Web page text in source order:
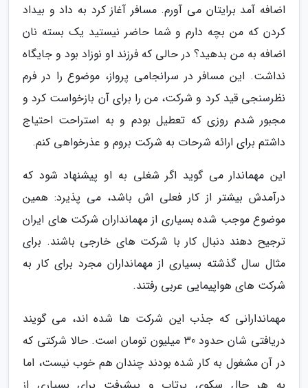
اضافه آمد برایتان می آورم. مسافر آغاز کرد به داد و بیداد
کردن که من بچه دارم و شما حاضر نیستید یک بسته نان
اضافه به من بدهید؟ در حالی که فرزند او نوزاد بود و جایگاه
نداشت. این مسافر در سرانجامی پرواز، موضوع را در فرم
نظرسنجی قید کرد و شرکت، من را برای آن بازخواست کرد و
مجبور شدم روزی که تعطیل بودم و به استراحت احتیاج
داشتم برای ارائه شرحات به شرکت بروم و عذرخواهی کنم.
این مهماندار می گوید اگر شغلی به او پیشنهاد شود که
درآمدش بیشتر از کار فعلی اش باشد، می پذیرد: همین
موضوع موجب شده بسیاری از مهمانداران شرکت های ایران
ترجیح دهند دنبال کار با شرکت های خارجی باشند. برای
مثال سال گذشته بسیاری از مهمانداران مجرد برای کار به
شرکت های هواپیمایی عربی رفتند.
مهماندارانی که جذب این شرکت ها شده اند، می گویند
دریافتی شان حدود 30 میلیون تومان است. حالا شرکتی که
در آن مشغول به کار شده بودند چندان هم خوب نیست، اما